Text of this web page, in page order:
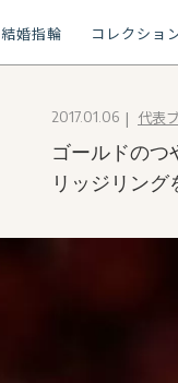
結婚指輪 コレクショ
2017.01.06 代表
ゴールドのつ
リッジリング